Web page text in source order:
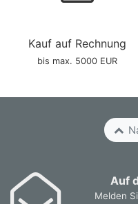
Kauf auf Rechnung
bis max. 5000 EUR
Auf
Melden